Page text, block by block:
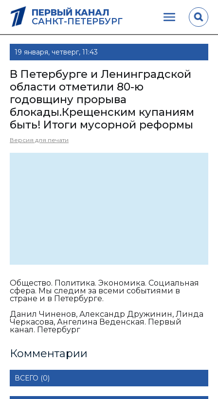
ПЕРВЫЙ КАНАЛ
САНКТ-ПЕТЕРБУРГ
19 января, четверг, 11:43
В Петербурге и Ленинградской
области отметили 80-ю
годовщину прорыва
блокады.Крещенским купаниям
быть! Итоги мусорной реформы
Версия для печати
Общество. Политика. Экономика. Социальная
сфера. Мы следим за всеми событиями в
стране и в Петербурге.
Данил Чиненов, Александр Дружинин, Линда
Черкасова, Ангелина Веденская. Первый
канал. Петербург
Комментарии
ВСЕГО (0)